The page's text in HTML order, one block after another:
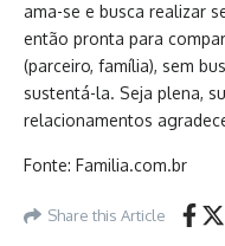
ama-se e busca realizar
então pronta para
(parceiro, família), sem
sustentá-la. Seja plena,
relacionamentos
Fonte: Familia.com.br
Share this Article